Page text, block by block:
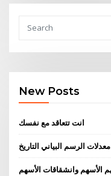
New Posts
انت تتعاقد مع نفسك
الرسم البياني التاريخ
الأسهم وانشقاقات الأسهم